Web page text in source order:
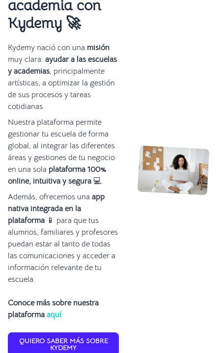
academia con
Kydemy 🚀
Kydemy nació con una misión
muy clara: ayudar a las escuelas
y academias, principalmente
artísticas, a optimizar la gestión
de sus procesos y tareas
cotidianas.
Nuestra plataforma permite
gestionar tu escuela de forma
global, al integrar las diferentes
áreas y gestiones de tu negocio
en una sola plataforma 100%
online, intuitiva y segura 💻.
Además, ofrecemos una app
nativa integrada en la
plataforma 📱 para que tus
alumnos, familiares y profesores
puedan estar al tanto de todas
las comunicaciones y acceder a
información relevante de tu
escuela.
Conoce más sobre nuestra
plataforma aquí
QUIERO SABER MÁS SOBRE
KYDEMY